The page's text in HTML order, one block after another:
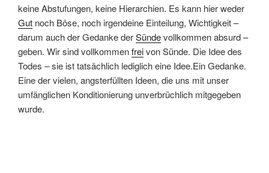
keine Abstufungen, keine Hierarchien. Es kann hier weder
Gut noch Böse, noch irgendeine Einteilung, Wichtigkeit –
darum auch der Gedanke derSündevollkommen absurd –
geben. Wir sind vollkommenfreivon Sünde. Die Idee des
Todes – sie ist tatsächlich lediglich eine Idee.Ein Gedanke.
Eine der vielen, angsterfüllten Ideen, die uns mit unser
umfänglichen Konditionierung unverbrüchlich mitgegeben
wurde.